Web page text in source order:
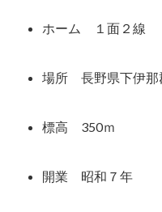
ホーム １面２線
場所 長野県下伊那
標高 350ｍ
開業 昭和７年